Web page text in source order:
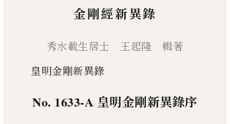
金剛經新異錄
秀水載生居士 王起隆 輯著
皇明金剛新異錄
No. 1633-A 皇明金剛新異錄序